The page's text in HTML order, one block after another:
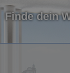
Finde dein